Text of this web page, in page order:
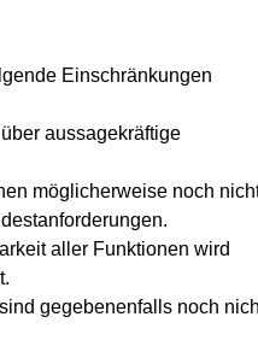
Einschränkungen
aussagekräftige
möglicherweise noch
aller Funktionen wird
gegebenenfalls noch